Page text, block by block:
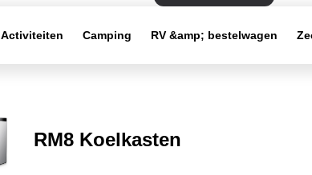
Activiteiten Camping RV &amp; bestelwagen
RM8 Koelkasten